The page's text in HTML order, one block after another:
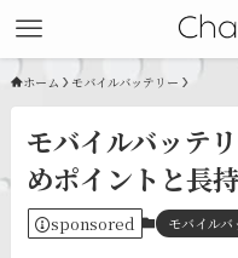
ホーム モバイルバッテリー
モバイルバッテ
めポイントと長
sponsored モバイルバ